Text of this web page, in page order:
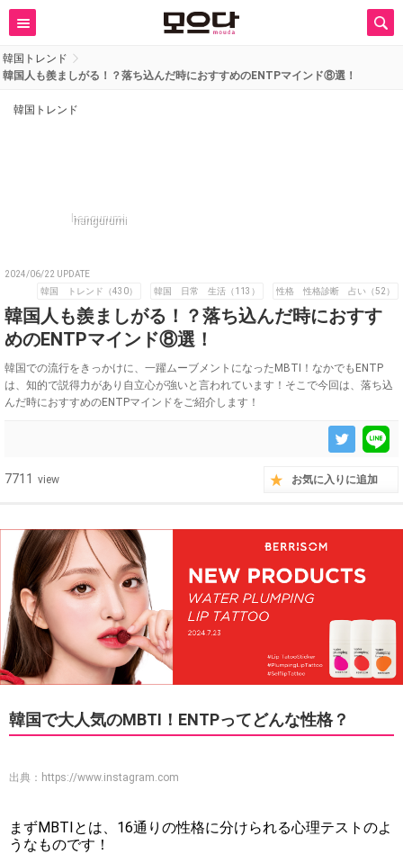
韓国トレンド
韓国人も羨ましがる！？落ち込んだ時におすすめのENTPマインド⑧選！
韓国トレンド
hangurumi
2024/06/22 UPDATE
韓国 トレンド（430）
韓国 日常 生活（113） 性格 性格診断 占い（52）
韓国人も羨ましがる！？落ち込んだ時におすす
めのENTPマインド⑧選！
韓国での流行をきっかけに、一躍ムーブメントになったMBTI！なかでもENTP
は、知的で説得力があり自立心が強いと言われています！そこで今回は、落ち込
んだ時におすすめのENTPマインドをご紹介します！
7711 view お気に入りに追加
韓国で大人気のMBTI！ENTPってどんな性格？
出典： https://www.instagram.com
まずMBTIとは、16通りの性格に分けられる心理テストのよ
うなものです！